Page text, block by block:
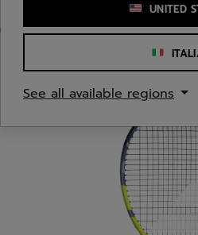
UNITED
See all available regions